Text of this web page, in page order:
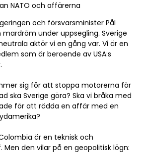
NATO och affärerna
och försvarsminister Pål
under uppsegling. Sverige
aktör vi en gång var. Vi är en
som är beroende av USA:s
sig för att stoppa motorerna för
ska Sverige göra? Ska vi bråka med
för att rädda en affär med en
är en teknisk och
den vilar på en geopolitisk lögn: